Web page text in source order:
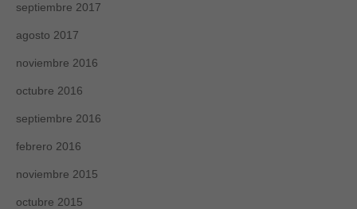
septiembre 2017
agosto 2017
noviembre 2016
octubre 2016
septiembre 2016
febrero 2016
noviembre 2015
octubre 2015